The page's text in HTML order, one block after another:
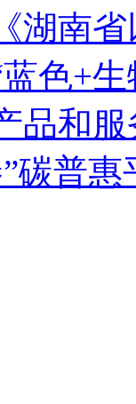
湖南
色+
品和
碳普